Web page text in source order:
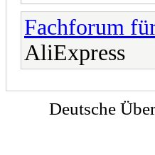
Fachforum
AliExpress
Deutsche